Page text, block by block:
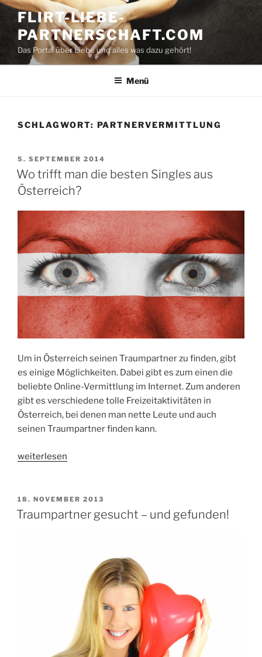
Zum
Inhalt
springen
FLIRT-LIEBE-
PARTNERSCHAFT.COM
Das Portal über Liebe und alles was dazu gehört!
Menü
SCHLAGWORT: PARTNERVERMITTLUNG
VERÖFFENTLICHT
AM
5. SEPTEMBER 2014
Wo trifft man die besten Singles aus
Österreich?
Um in Österreich seinen Traumpartner zu finden, gibt
es einige Möglichkeiten. Dabei gibt es zum einen die
beliebte Online-Vermittlung im Internet. Zum anderen
gibt es verschiedene tolle Freizeitaktivitäten in
Österreich, bei denen man nette Leute und auch
seinen Traumpartner finden kann.
„Wo
die
besten
weiterlesen
VERÖFFENTLICHT
AM
18. NOVEMBER 2013
Traumpartner gesucht – und gefunden!